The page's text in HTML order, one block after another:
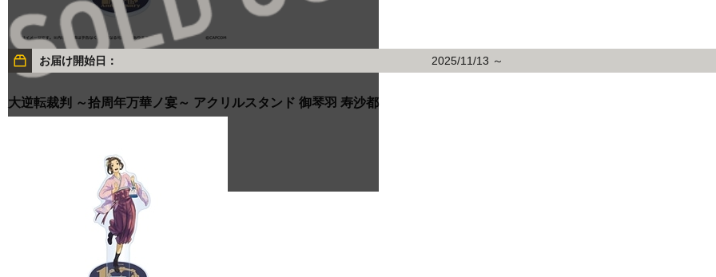
お届け開始日： 2025/11/13 ～
大逆転裁判 ～拾周年万華ノ宴～ アクリルスタンド 御琴羽 寿沙都